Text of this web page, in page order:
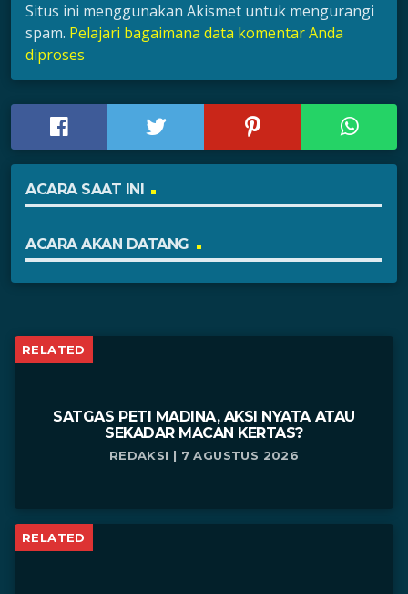
Situs ini menggunakan Akismet untuk mengurangi
spam. Pelajari bagaimana data komentar Anda
diproses
ACARA SAAT INI
ACARA AKAN DATANG
RELATED
SATGAS PETI MADINA, AKSI NYATA ATAU
SEKADAR MACAN KERTAS?
REDAKSI | 7 AGUSTUS 2026
RELATED